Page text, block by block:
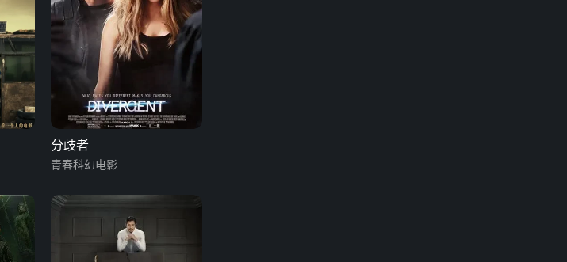
分歧者
青春科幻电影